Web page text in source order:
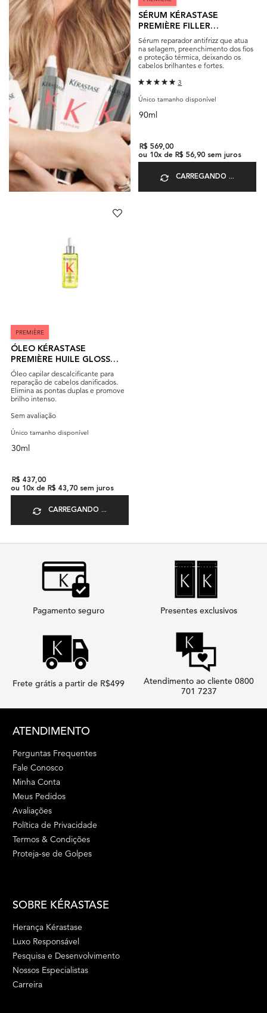
SÉRUM KÉRASTASE
PREMIÈRE FILLER
FONDAMENTAL
Sérum reparador antifrizz que atua
na selagem, preenchimento dos fios
e proteção térmica, deixando os
cabelos brilhantes e fortes.
3
Único tamanho disponível
90ml
R$ 569,00
ou 10x deR$ 56,90 sem juros
CARREGANDO ...
PREMIÈRE
ÓLEO KÉRASTASE
PREMIÈRE HUILE GLOSS
RÉPARATRICE
Óleo capilar descalcificante para
reparação de cabelos danificados.
Elimina as pontas duplas e promove
brilho intenso.
Sem avaliação
Único tamanho disponível
30ml
R$ 437,00
ou 10x de R$ 43,70 sem juros
CARREGANDO ...
Pagamento seguro Presentes exclusivos
Frete grátis a partir de R$499
Atendimento ao cliente 0800
701 7237
ATENDIMENTO
Perguntas Frequentes
Fale Conosco
Minha Conta
Meus Pedidos
Avaliações
Política de Privacidade
Termos & Condições
Proteja-se de Golpes
SOBRE KÉRASTASE
Herança Kérastase
Luxo Responsável
Pesquisa e Desenvolvimento
Nossos Especialistas
Carreira